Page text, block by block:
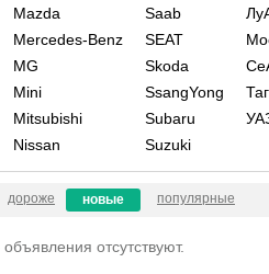
Mazda
Mercedes-Benz
MG
Mini
Mitsubishi
Nissan
Saab
SEAT
Skoda
SsangYong
Subaru
Suzuki
дороже новые популярные
отсутствуют.